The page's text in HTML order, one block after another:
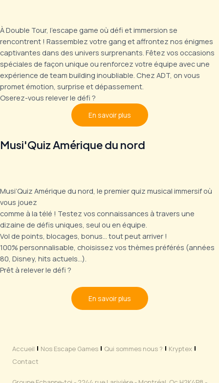
À Double Tour, l’escape game où défi et immersion se
rencontrent ! Rassemblez votre gang et affrontez nos énigmes
captivantes dans des univers surprenants. Fêtez vos occasions
spéciales de façon unique ou renforcez votre équipe avec une
expérience de team building inoubliable. Chez ADT, on vous
promet émotion, surprise et dépassement.
Oserez-vous relever le défi ?
En savoir plus
Musi'Quiz Amérique du nord
Musi’Quiz Amérique du nord, le premier quiz musical immersif où
vous jouez
comme à la télé ! Testez vos connaissances à travers une
dizaine de défis uniques, seul ou en équipe.
Vol de points, blocages, bonus… tout peut arriver !
100% personnalisable, choisissez vos thèmes préférés (années
80, Disney, hits actuels…).
Prêt à relever le défi ?
En savoir plus
Accueil Nos Escape Games Qui sommes nous ?
Kryptex
Contact